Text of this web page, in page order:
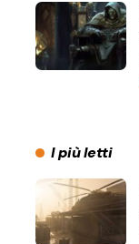
I più letti